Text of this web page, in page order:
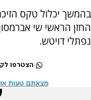
בהמשך יכלול טקס
החזן הראשי שי
נפתלי דויטש.
הצטרפו
מצאתם טעות או